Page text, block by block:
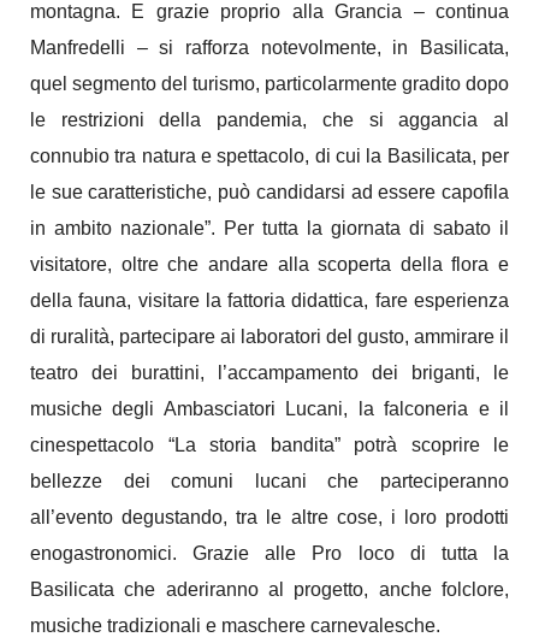
montagna. E grazie proprio alla Grancia – continua
Manfredelli – si rafforza notevolmente, in Basilicata,
quel segmento del turismo, particolarmente gradito dopo
le restrizioni della pandemia, che si aggancia al
connubio tra natura e spettacolo, di cui la Basilicata, per
le sue caratteristiche, può candidarsi ad essere capofila
in ambito nazionale”. Per tutta la giornata di sabato il
visitatore, oltre che andare alla scoperta della flora e
della fauna, visitare la fattoria didattica, fare esperienza
di ruralità, partecipare ai laboratori del gusto, ammirare il
teatro dei burattini, l’accampamento dei briganti, le
musiche degli Ambasciatori Lucani, la falconeria e il
cinespettacolo “La storia bandita” potrà scoprire le
bellezze dei comuni lucani che parteciperanno
all’evento degustando, tra le altre cose, i loro prodotti
enogastronomici. Grazie alle Pro loco di tutta la
Basilicata che aderiranno al progetto, anche folclore,
musiche tradizionali e maschere carnevalesche.